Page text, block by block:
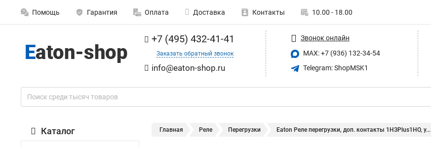
Помощь Гарантия Оплата Доставка Контакты 10.00 - 18.00
+7 (495) 432-41-41
Заказать обратный звонок
info@eaton-shop.ru
Звонок онлайн
MAX: +7 (936) 132-34-54
Telegram: ShopMSK1
Каталог Главная Реле Перегрузки Eaton Реле перегрузки, доп. контакты 1НЗPlus1НО, у...